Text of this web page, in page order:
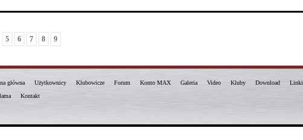
5 6 7 8 9
główna Użytkownicy Klubowicze Forum Konto MAX Galeria Video Kluby Download
Linki
Kontakt